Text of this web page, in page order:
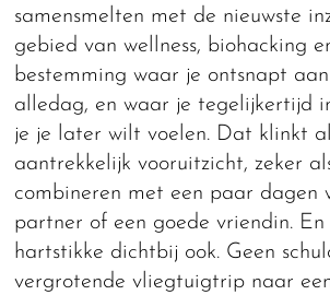
samensmelten met de nieuwste
gebied van wellness, biohacking
bestemming waar je ontsnapt
alledag, en waar je tegelijkertijd
je je later wilt voelen. Dat klinkt
aantrekkelijk vooruitzicht, zeker
combineren met een paar dagen
partner of een goede vriendin. En
hartstikke dichtbij ook. Geen
vergrotende vliegtuigtrip naar